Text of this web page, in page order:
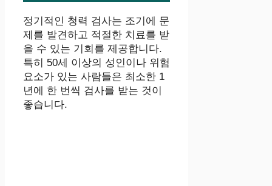
정기적인 청력 검사는 조기에 문
제를 발견하고 적절한 치료를 받
을 수 있는 기회를 제공합니다.
특히 50세 이상의 성인이나 위험
요소가 있는 사람들은 최소한 1
년에 한 번씩 검사를 받는 것이
좋습니다.